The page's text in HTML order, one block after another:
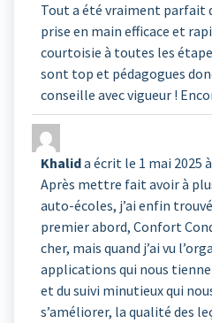
Tout a été vraiment parfait
prise en main efficace et
courtoisie à toutes les
sont top et pédagogues
conseille avec vigueur !
Khalida écrit le 1 mai 2025 à
Après mettre fait avoir à
auto-écoles, j’ai enfin
premier abord, Confort
cher, mais quand j’ai vu
applications qui nous
et du suivi minutieux qui
s’améliorer, la qualité des